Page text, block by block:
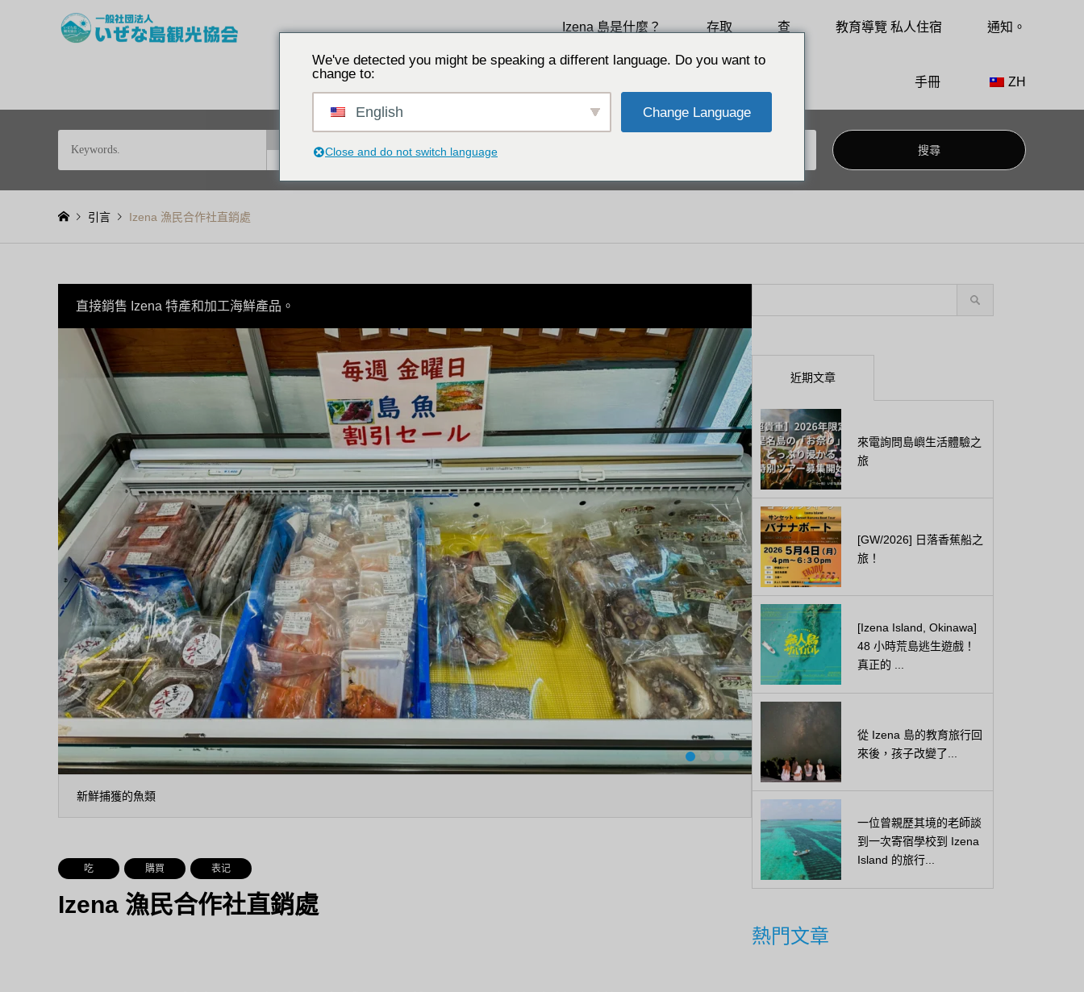
探索沖繩歷史的偏僻島嶼。琉球王朝莊嚴王誕生地。 Izena 島是什麼？ 存取 查 教育導覽 私人住宿 通知。
手冊 ZH
依特性選擇
引言 Izena 漁民合作社直銷處
直接銷售 Izena 特產和加工海鮮產品。
新鮮捕獲的魚類
吃 購買 表记
Izena 漁民合作社直銷處
近期文章
來電詢問島嶼生活體驗之
旅
[GW/2026] 日落香蕉船之
旅！
[Izena Island, Okinawa]
48 小時荒島逃生遊戲！
真正的 ...
從 Izena 島的教育旅行回
來後，孩子改變了...
一位曾親歷其境的老師談
到一次寄宿學校到 Izena
Island 的旅行...
熱門文章
We've detected you might be speaking a different language. Do you want to
change to:
English Change Language
Close and do not switch language